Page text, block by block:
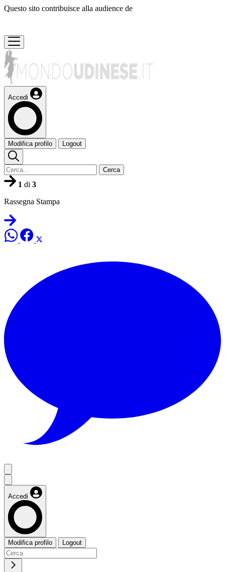
Questo sito contribuisce alla audience de
Accedi
Modifica profilo Logout
Cerca
1 di 3
Rassegna Stampa
Accedi
Modifica profilo Logout